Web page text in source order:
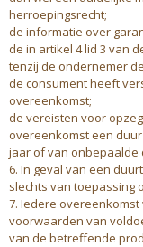
herroepingsrecht;
de informatie over
de in artikel 4 lid 3 van
tenzij de ondernemer
de consument heeft
overeenkomst;
de vereisten voor
overeenkomst een
jaar of van onbepaalde
6. In geval van een
slechts van toepassing
7. Iedere
voorwaarden van
van de betreffende